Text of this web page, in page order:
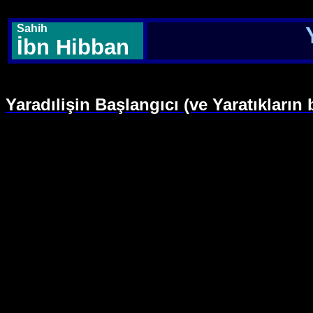
Sahih
İbn Hibban
Yaradılişin Başlangıcı (ve Yaratıkların